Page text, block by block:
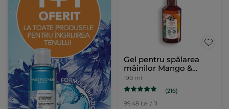
Gel pentru spălarea
mâinilor Mango &
Coriandru 190ml
190 ml
(216)
99.48 Lei / 1l